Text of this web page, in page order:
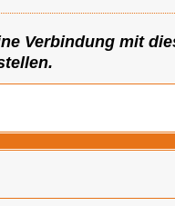
Verbindung mit